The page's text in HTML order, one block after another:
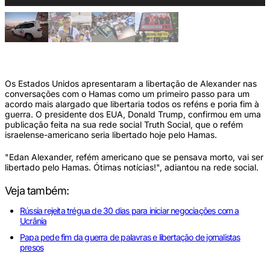
Os Estados Unidos apresentaram a libertação de Alexander nas
conversações com o Hamas como um primeiro passo para um
acordo mais alargado que libertaria todos os reféns e poria fim à
guerra. O presidente dos EUA, Donald Trump, confirmou em uma
publicação feita na sua rede social Truth Social, que o refém
israelense-americano seria libertado hoje pelo Hamas.
"Edan Alexander, refém americano que se pensava morto, vai ser
libertado pelo Hamas. Ótimas notícias!", adiantou na rede social.
Veja também:
Rússia rejeita trégua de 30 dias para iniciar negociações com a
Ucrânia
Papa pede fim da guerra de palavras e libertação de jornalistas
presos